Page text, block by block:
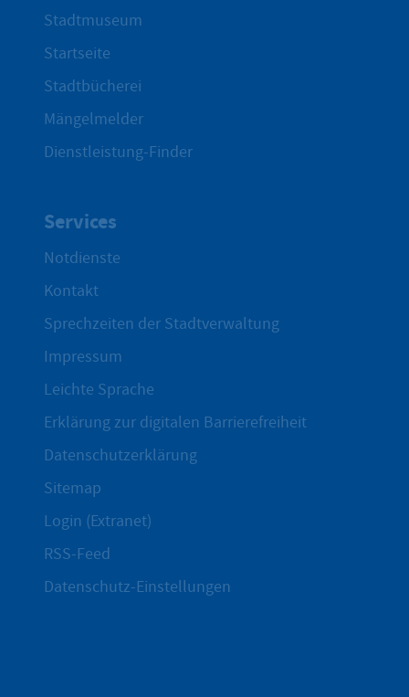
Stadtmuseum
Startseite
Stadtbücherei
Mängelmelder
Dienstleistung-Finder
Services
Notdienste
Kontakt
Sprechzeiten der Stadtverwaltung
Impressum
Leichte Sprache
Erklärung zur digitalen Barrierefreiheit
Datenschutzerklärung
Sitemap
Login (Extranet)
RSS-Feed
Datenschutz-Einstellungen